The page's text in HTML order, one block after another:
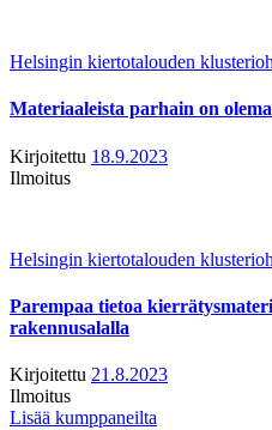
Helsingin kiertotalouden
Materiaaleista parhain on
Kirjoitettu 18.9.2023
Ilmoitus
Helsingin kiertotalouden
Parempaa tietoa
rakennusalalla
Kirjoitettu 21.8.2023
Ilmoitus
Lisää kumppaneilta